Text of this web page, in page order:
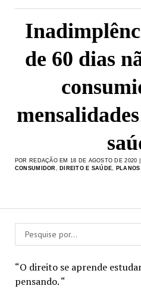
“O direito se aprende
pensando. “
de 60 dias
POR REDAÇÃO EM 18 DE AGOSTO DE 2020 |
CONSUMIDOR
DIREITO E SAÚDE